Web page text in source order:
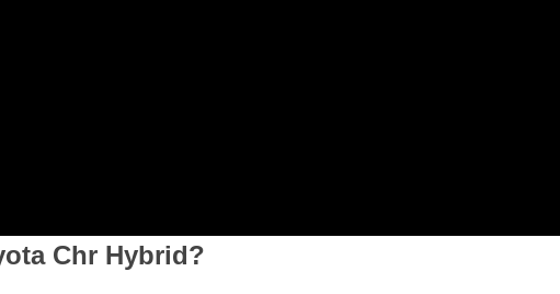
Chr Hybrid?